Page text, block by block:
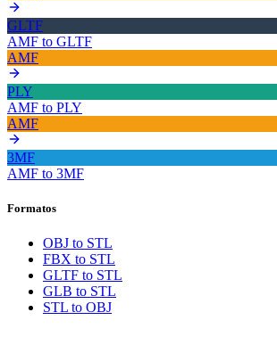
GLTF
AMF to GLTF
AMF
PLY
AMF to PLY
AMF
3MF
AMF to 3MF
Formatos
OBJ to STL
FBX to STL
GLTF to STL
GLB to STL
STL to OBJ